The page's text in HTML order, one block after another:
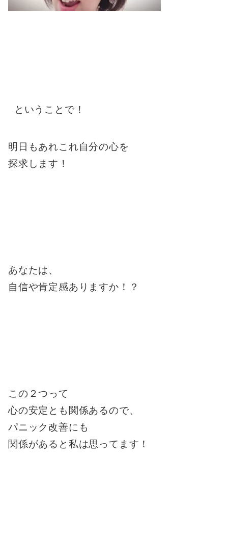
ということで！
明日もあれこれ自分の心を
探求します！
あなたは、
自信や肯定感ありますか！？
この２つって
心の安定とも関係あるので、
パニック改善にも
関係があると私は思ってます！